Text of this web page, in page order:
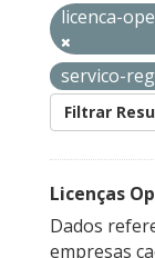
licenca-
servico-
Filtrar
Licenças
Dados
empresas